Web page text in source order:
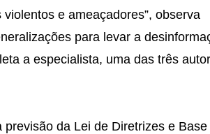
e ameaçadores”, observa
para levar a
a especialista, uma das três
da Lei de Diretrizes e Base